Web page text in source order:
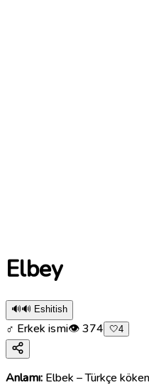
Elbey
🔊🔊 Eshitish
♂ Erkek ismi👁374 🤍4
Anlamı: Elbek – Türkçe